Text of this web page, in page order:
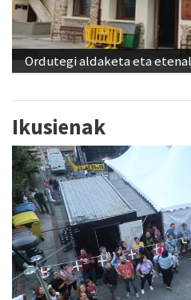
Ordutegi aldaketa eta
Ikusienak